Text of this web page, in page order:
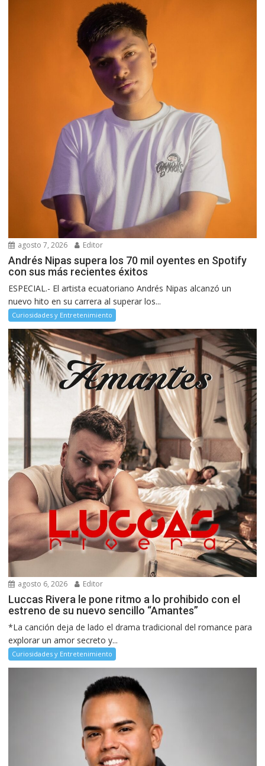
agosto 7, 2026 Editor
Andrés Nipas supera los 70 mil oyentes en Spotify
con sus más recientes éxitos
ESPECIAL.- El artista ecuatoriano Andrés Nipas alcanzó un
nuevo hito en su carrera al superar los...
Curiosidades y Entretenimiento
agosto 6, 2026 Editor
Luccas Rivera le pone ritmo a lo prohibido con el
estreno de su nuevo sencillo “Amantes”
*La canción deja de lado el drama tradicional del romance para
explorar un amor secreto y...
Curiosidades y Entretenimiento